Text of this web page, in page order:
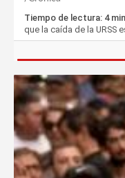
Tiempo de lectura: 4
que la caída de la URSS